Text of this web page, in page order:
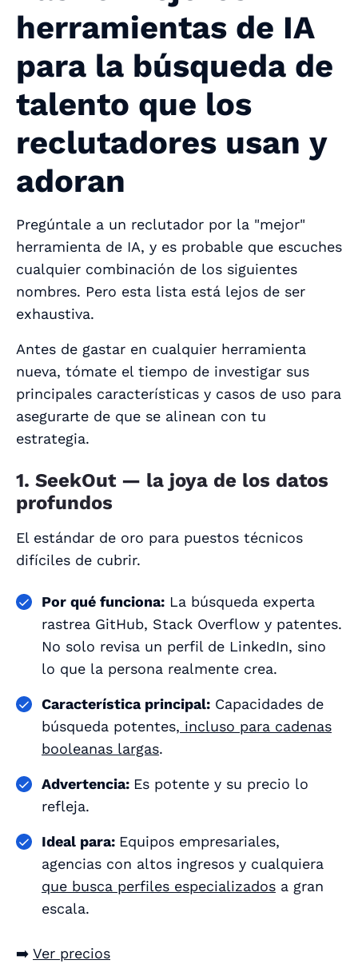
herramientas de IA
para la búsqueda de
talento que los
reclutadores usan y
adoran
Pregúntale a un reclutador por la "mejor"
herramienta de IA, y es probable que escuches
cualquier combinación de los siguientes
nombres. Pero esta lista está lejos de ser
exhaustiva.
Antes de gastar en cualquier herramienta
nueva, tómate el tiempo de investigar sus
principales características y casos de uso para
asegurarte de que se alinean con tu
estrategia.
1. SeekOut — la joya de los datos
profundos
El estándar de oro para puestos técnicos
difíciles de cubrir.
Por qué funciona: La búsqueda experta
rastrea GitHub, Stack Overflow y patentes.
No solo revisa un perfil de LinkedIn, sino
lo que la persona realmente crea.
Característica principal: Capacidades de
búsqueda potentes, incluso para cadenas
booleanas largas.
Advertencia: Es potente y su precio lo
refleja.
Ideal para: Equipos empresariales,
agencias con altos ingresos y cualquiera
que busca perfiles especializados a gran
escala.
➡️ Ver precios